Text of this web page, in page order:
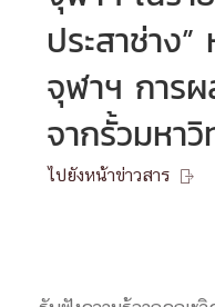
ประสาช่าง
จุฬาฯ การ
จากรั้วมหา
ไปยังหน้าข่าวสาร 